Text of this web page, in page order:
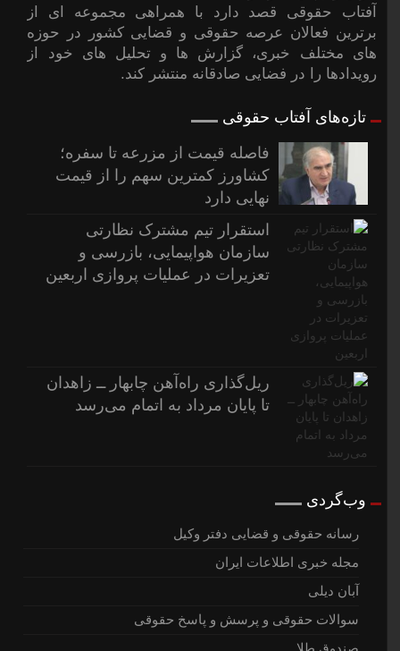
آفتاب حقوقی قصد دارد با همراهی مجموعه ای از
برترین فعالان عرصه حقوقی و قضایی کشور در حوزه
های مختلف خبری، گزارش ها و تحلیل های خود از
رویدادها را در فضایی صادقانه منتشر کند.
تازه‌های آفتاب حقوقی
فاصله قیمت از مزرعه تا سفره؛
کشاورز کمترین سهم را از قیمت
نهایی دارد
استقرار تیم مشترک نظارتی
سازمان هواپیمایی، بازرسی و
تعزیرات در عملیات پروازی اربعین
ریل‌گذاری راه‌آهن چابهار ــ زاهدان
تا پایان مرداد به اتمام می‌رسد
وب‌گردی
رسانه حقوقی و قضایی دفتر وکیل
مجله خبری اطلاعات ایران
آبان دیلی
سوالات حقوقی و پرسش و پاسخ حقوقی